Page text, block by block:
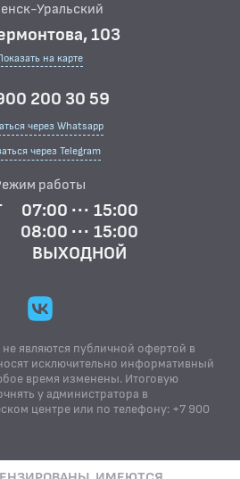
Уральский
103
на карте
200 30 59
через Whatsapp
через Telegram
работы
07:00 ··· 15:00
08:00 ··· 15:00
ВЫХОДНОЙ
являются публичной офертой в
исключительно информативный
время изменены. Итоговую
у администратора в
центре или по телефону: +7 900